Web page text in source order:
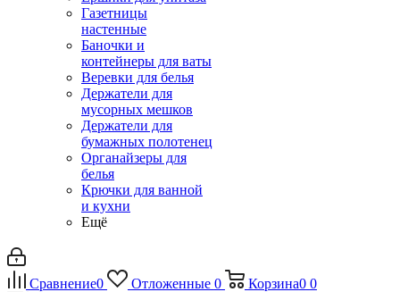
Газетницы
настенные
Баночки и
контейнеры для ваты
Веревки для белья
Держатели для
мусорных мешков
Держатели для
бумажных полотенец
Органайзеры для
белья
Крючки для ванной
и кухни
Ещё
Сравнение0 Отложенные 0 Корзина0 0